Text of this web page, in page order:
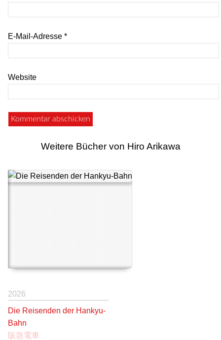
E-Mail-Adresse *
Website
Weitere Bücher von Hiro Arikawa
2026
Die Reisenden der Hankyu-
Bahn
阪急電車